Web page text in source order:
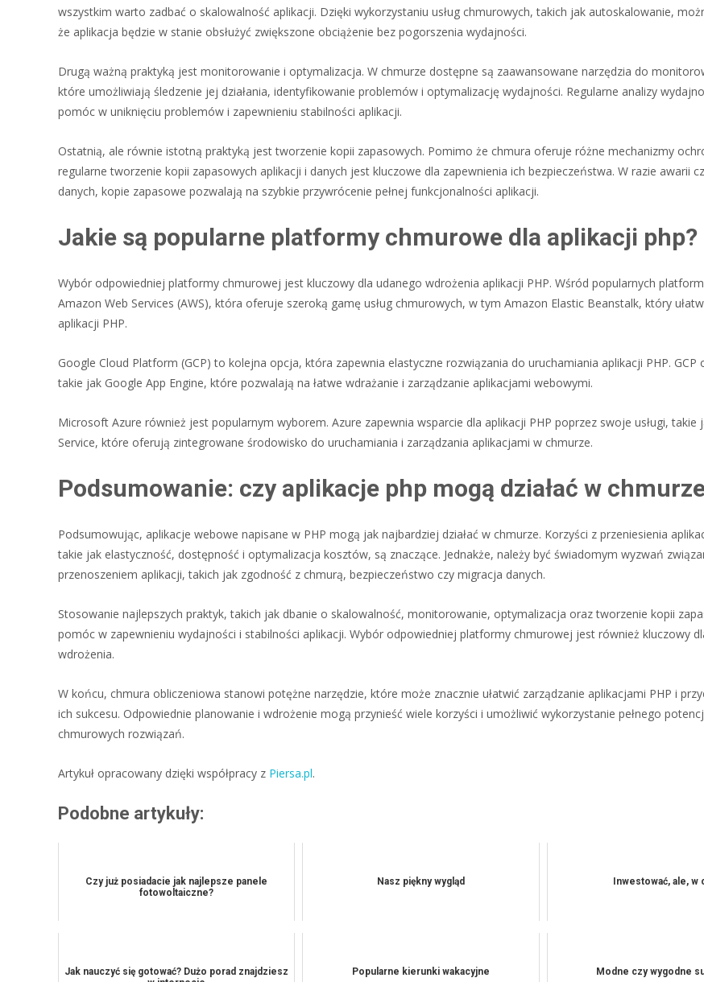
wszystkim warto zadbać o skalowalność aplikacji. Dzięki wykorzystaniu usług chmurowych, takich jak autoskalowanie,
że aplikacja będzie w stanie obsłużyć zwiększone obciążenie bez pogorszenia wydajności.
Drugą ważną praktyką jest monitorowanie i optymalizacja. W chmurze dostępne są zaawansowane narzędzia do
które umożliwiają śledzenie jej działania, identyfikowanie problemów i optymalizację wydajności. Regularne analizy
pomóc w uniknięciu problemów i zapewnieniu stabilności aplikacji.
Ostatnią, ale równie istotną praktyką jest tworzenie kopii zapasowych. Pomimo że chmura oferuje różne mechanizmy
regularne tworzenie kopii zapasowych aplikacji i danych jest kluczowe dla zapewnienia ich bezpieczeństwa. W razie awarii
danych, kopie zapasowe pozwalają na szybkie przywrócenie pełnej funkcjonalności aplikacji.
Jakie są popularne platformy chmurowe dla aplikacji php?
Wybór odpowiedniej platformy chmurowej jest kluczowy dla udanego wdrożenia aplikacji PHP. Wśród popularnych
Amazon Web Services (AWS), która oferuje szeroką gamę usług chmurowych, w tym Amazon Elastic Beanstalk, który
aplikacji PHP.
Google Cloud Platform (GCP) to kolejna opcja, która zapewnia elastyczne rozwiązania do uruchamiania aplikacji PHP. GCP
takie jak Google App Engine, które pozwalają na łatwe wdrażanie i zarządzanie aplikacjami webowymi.
Microsoft Azure również jest popularnym wyborem. Azure zapewnia wsparcie dla aplikacji PHP poprzez swoje usługi, takie
Service, które oferują zintegrowane środowisko do uruchamiania i zarządzania aplikacjami w chmurze.
Podsumowanie: czy aplikacje php mogą działać w
Podsumowując, aplikacje webowe napisane w PHP mogą jak najbardziej działać w chmurze. Korzyści z przeniesienia
takie jak elastyczność, dostępność i optymalizacja kosztów, są znaczące. Jednakże, należy być świadomym wyzwań
przenoszeniem aplikacji, takich jak zgodność z chmurą, bezpieczeństwo czy migracja danych.
Stosowanie najlepszych praktyk, takich jak dbanie o skalowalność, monitorowanie, optymalizacja oraz tworzenie kopii
pomóc w zapewnieniu wydajności i stabilności aplikacji. Wybór odpowiedniej platformy chmurowej jest również kluczowy
wdrożenia.
W końcu, chmura obliczeniowa stanowi potężne narzędzie, które może znacznie ułatwić zarządzanie aplikacjami PHP i
ich sukcesu. Odpowiednie planowanie i wdrożenie mogą przynieść wiele korzyści i umożliwić wykorzystanie pełnego
chmurowych rozwiązań.
Artykuł opracowany dzięki współpracy z Piersa.pl.
Podobne artykuły:
Czy już posiadacie jak najlepsze panele
fotowoltaiczne?
Nasz piękny wygląd Inwestować, ale, w
Jak nauczyć się gotować? Dużo porad znajdziesz
Popularne kierunki wakacyjne Modne czy wygodne